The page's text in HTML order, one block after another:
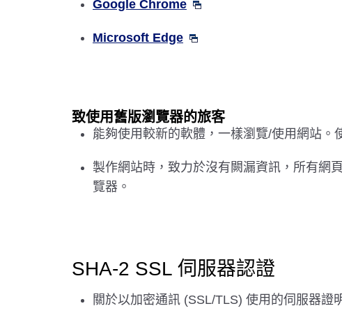
Google Chrome
Microsoft Edge
致使用舊版瀏覽器的旅客
能夠使用較新的軟體，一樣瀏覽/使用網站。
製作網站時，致力於沒有闕漏資訊，所有網
覽器。
SHA-2 SSL 伺服器認證
關於以加密通訊 (SSL/TLS) 使用的伺服器證